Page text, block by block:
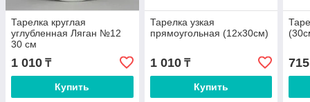
Тарелка круглая
углубленная Ляган №12
30 см
1 010 ₸
Купить
Тарелка узкая
прямоугольная (12х30см)
1 010₸
Купить
715